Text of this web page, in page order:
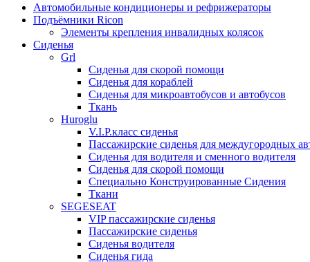
Автомобильные кондиционеры и рефрижераторы
Подъёмники Ricon
Элементы крепления инвалидных колясок
Сиденья
Grl
Cиденья для скорой помощи
Сиденья для кораблей
Сиденья для микроавтобусов и автобусов
Ткань
Huroglu
V.I.P.класс сиденья
Пассажирские сиденья для междугородных
Сиденья для водителя и сменного водителя
Сиденья для скорой помощи
Специально Конструированные Сидения
Ткани
SEGESEAT
VIP пассажирские сиденья
Пассажирские сиденья
Сиденья водителя
Сиденья гида